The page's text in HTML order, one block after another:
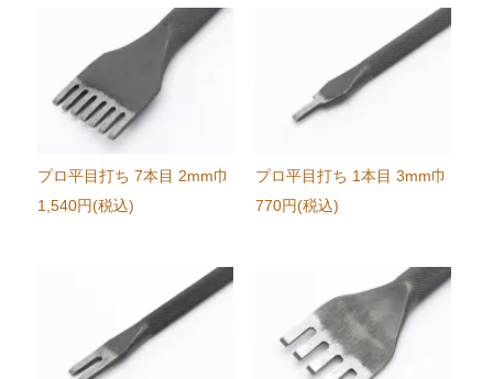
プロ平目打ち 7本目 2mm巾
1,540円(税込)
プロ平目打ち 1本目 3mm巾
770円(税込)